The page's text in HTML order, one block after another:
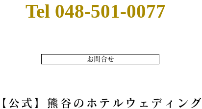
​Tel 048-501-0077
お問合せ
【公式】熊谷のホテルウェディング